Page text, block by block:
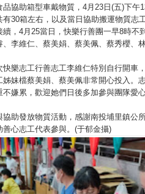
協助箱型車戴物質，4月23日(五)下午
30箱左右，以及當日協助搬運物質志
，4月25當日，快樂行善團一早8時不
李維仁、蔡美娟、蔡美佩、蔡秀櫻、
樂志工行善志工李維仁特別自行開車
姊妹檔蔡美娟、蔡美佩非常開心投入。
嫌累，歡迎她們日後多加參與團隊愛心
助發放物質活動，感謝南投埔里鎮公
心志工代表參與。(于郁金攝)